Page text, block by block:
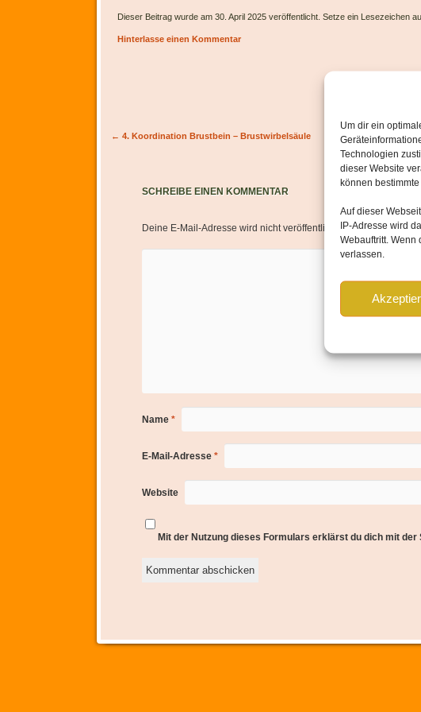
Um dir ein
Technologien
dieser Website
können
Auf dieser
IP-Adresse wird
Webauftritt. Wenn
verlassen.
Dieser Beitrag wurde am 30. April 2025 veröffentlicht. Setze ein Lesezeichen
Hinterlasse einen Kommentar
Artikel-Navigation
← 4. Koordination Brustbein – Brustwirbelsäule
SCHREIBE EINEN KOMMENTAR
Deine E-Mail-Adresse wird nicht veröffentlicht. Erforderliche
Name *
E-Mail-Adresse *
Website
Mit der Nutzung dieses Formulars erklärst du dich mit